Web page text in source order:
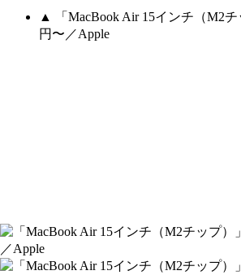
▲ 「MacBook Air 15インチ（M2チ
円〜／Apple